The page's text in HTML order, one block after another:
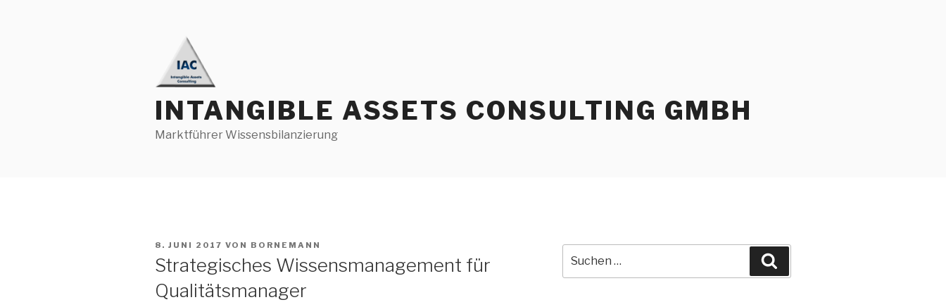
INTANGIBLE ASSETS CONSULTING GMBH
Marktführer Wissensbilanzierung
VERÖFFENTLICHT
8. JUNI 2017 VON BORNEMANN
Strategisches Wissensmanagement für
Qualitätsmanager
nach: